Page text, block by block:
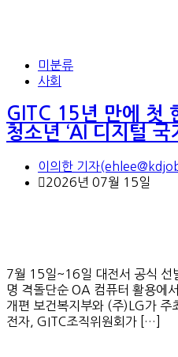
미분류
사회
GITC 15년 만에 첫
청소년 ‘AI 디지털 국
이의한 기자
2026년 07월 15일
7월 15일~16일 대전서 공식
명 격돌단순 OA 컴퓨터 활용에
개편 보건복지부와 (주)LG가 주
전자, GITC조직위원회가 […]